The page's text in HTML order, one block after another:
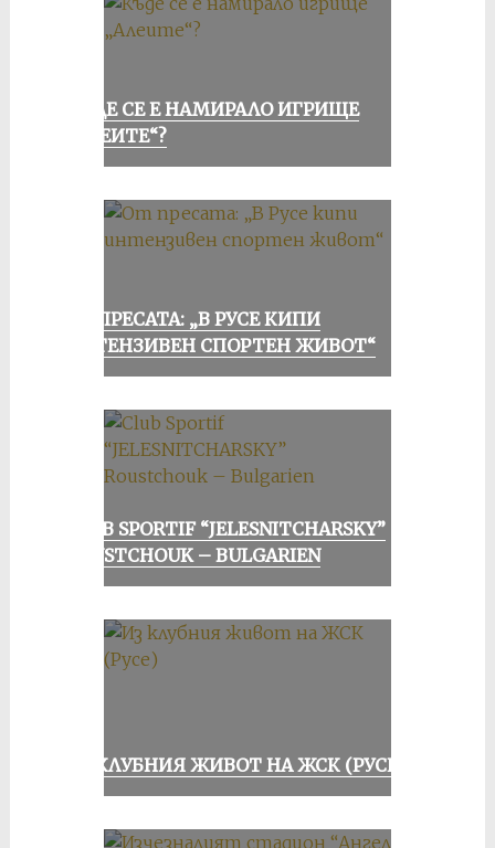
КЪДЕ СЕ Е НАМИРАЛО ИГРИЩЕ
„АЛЕИТЕ“?
ОТ ПРЕСАТА: „В РУСЕ КИПИ
ИНТЕНЗИВЕН СПОРТЕН ЖИВОТ“
CLUB SPORTIF “JELESNITCHARSKY”
ROUSTCHOUK – BULGARIEN
ИЗ КЛУБНИЯ ЖИВОТ НА ЖСК (РУСЕ)